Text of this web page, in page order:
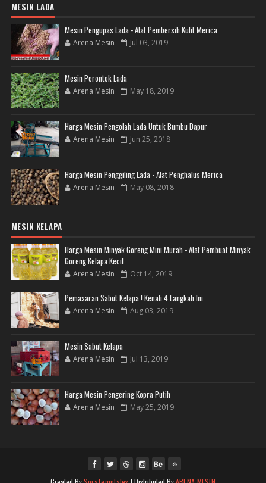
MESIN LADA
Mesin Pengupas Lada - Alat Pembersih Kulit Merica
Arena Mesin Jul 03, 2019
Mesin Perontok Lada
Arena Mesin May 18, 2019
Harga Mesin Pengolah Lada Untuk Bumbu Dapur
Arena Mesin Jun 25, 2018
Harga Mesin Penggiling Lada - Alat Penghalus Merica
Arena Mesin May 08, 2018
MESIN KELAPA
Harga Mesin Minyak Goreng Mini Murah - Alat Pembuat Minyak
Goreng Kelapa Kecil
Arena Mesin Oct 14, 2019
Pemasaran Sabut Kelapa ! Kenali 4 Langkah Ini
Arena Mesin Aug 03, 2019
Mesin Sabut Kelapa
Arena Mesin Jul 13, 2019
Harga Mesin Pengering Kopra Putih
Arena Mesin May 25, 2019